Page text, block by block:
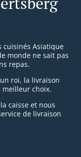
cuisinés Asiatique
monde ne sait pas
repas.
roi, la livraison
meilleur choix.
caisse et nous
de livraison